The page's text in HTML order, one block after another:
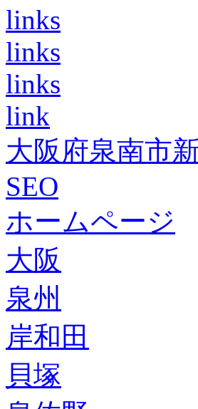
links
links
links
link
大阪府泉南市
SEO
ホームページ
大阪
泉州
岸和田
貝塚